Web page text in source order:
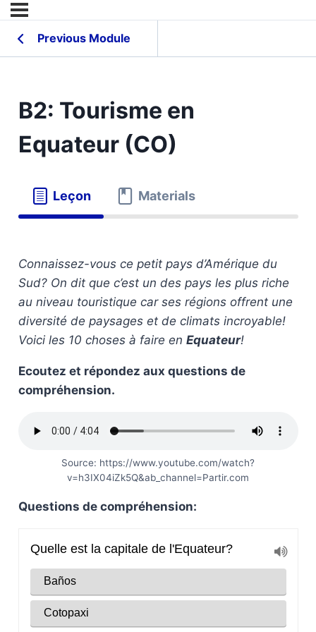
Previous Module
B2: Tourisme en
Equateur (CO)
Leçon Materials
Connaissez-vous ce petit pays d’Amérique du
Sud? On dit que c’est un des pays les plus riche
au niveau touristique car ses régions offrent une
diversité de paysages et de climats incroyable!
Voici les 10 choses à faire en Equateur!
Ecoutez et répondez aux questions de
compréhension.
Source: https://www.youtube.com/watch?
v=h3IX04iZk5Q&ab_channel=Partir.com
Questions de compréhension: